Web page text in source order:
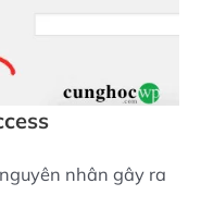
nhân gây ra